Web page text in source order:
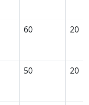
60 20
50 20